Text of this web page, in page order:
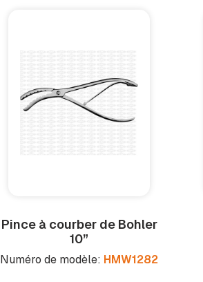
Pince à courber de Bohler
10”
Numéro de modèle: HMW1282